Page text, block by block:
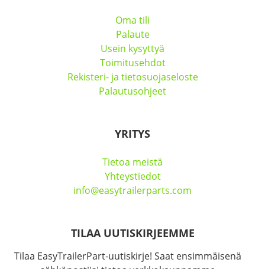
Oma tili
Palaute
Usein kysyttyä
Toimitusehdot
Rekisteri- ja tietosuojaseloste
Palautusohjeet
YRITYS
Tietoa meistä
Yhteystiedot
info@easytrailerparts.com
TILAA UUTISKIRJEEMME
Tilaa EasyTrailerPart-uutiskirje! Saat ensimmäisenä